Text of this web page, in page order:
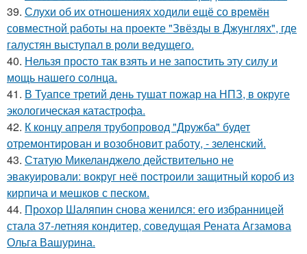
39. Слухи об их отношениях ходили ещё со времён
совместной работы на проекте "Звёзды в Джунглях", где
галустян выступал в роли ведущего.
40. Нельзя просто так взять и не запостить эту силу и
мощь нашего солнца.
41. В Туапсе третий день тушат пожар на НПЗ, в округе
экологическая катастрофа.
42. К концу апреля трубопровод "Дружба" будет
отремонтирован и возобновит работу, - зеленский.
43. Статую Микеланджело действительно не
эвакуировали: вокруг неё построили защитный короб из
кирпича и мешков с песком.
44. Прохор Шаляпин снова женился: его избранницей
стала 37-летняя кондитер, соведущая Рената Агзамова
Ольга Вашурина.